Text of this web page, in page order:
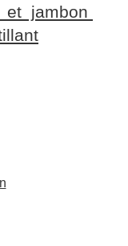
et jambon